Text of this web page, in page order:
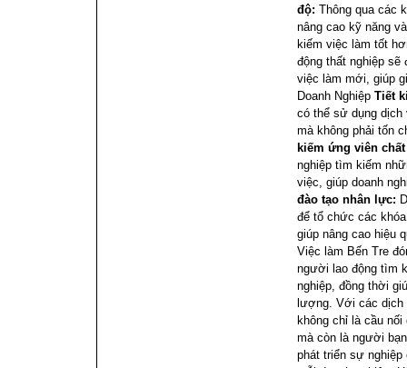
độ: Thông qua các
nâng cao kỹ năng
kiếm việc làm tốt
động thất nghiệp
việc làm mới, giúp
Doanh Nghiệp Tiết
có thể sử dụng dịch
mà không phải tốn
kiếm ứng viên
nghiệp tìm kiếm
việc, giúp doanh
đào tạo nhân lực:
để tổ chức các
giúp nâng cao hiệu
Việc làm Bến Tre
người lao động tìm
nghiệp, đồng thời
lượng. Với các dịch
không chỉ là cầu
mà còn là người
phát triển sự